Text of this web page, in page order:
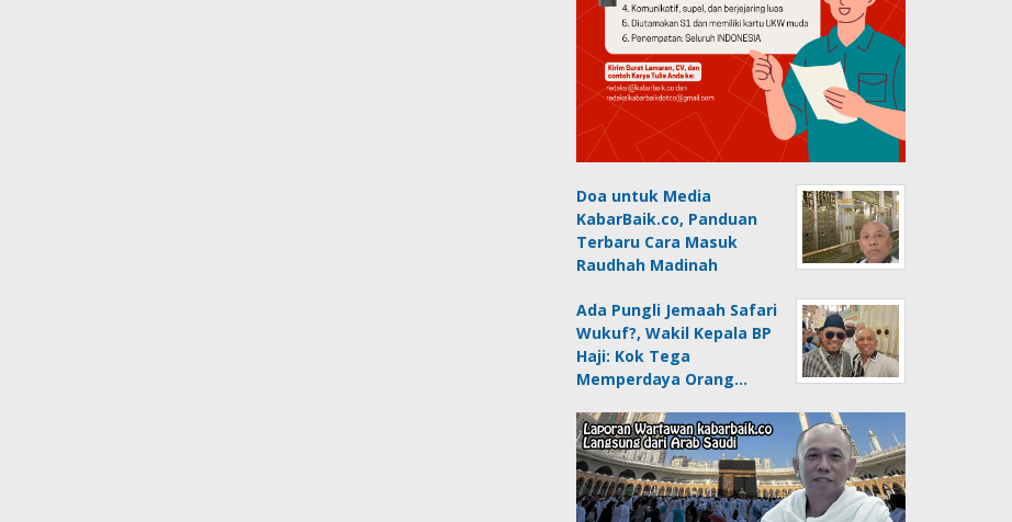
Doa untuk Media
KabarBaik.co, Panduan
Terbaru Cara Masuk
Raudhah Madinah
Ada Pungli Jemaah Safari
Wukuf?, Wakil Kepala BP
Haji: Kok Tega
Memperdaya Orang…